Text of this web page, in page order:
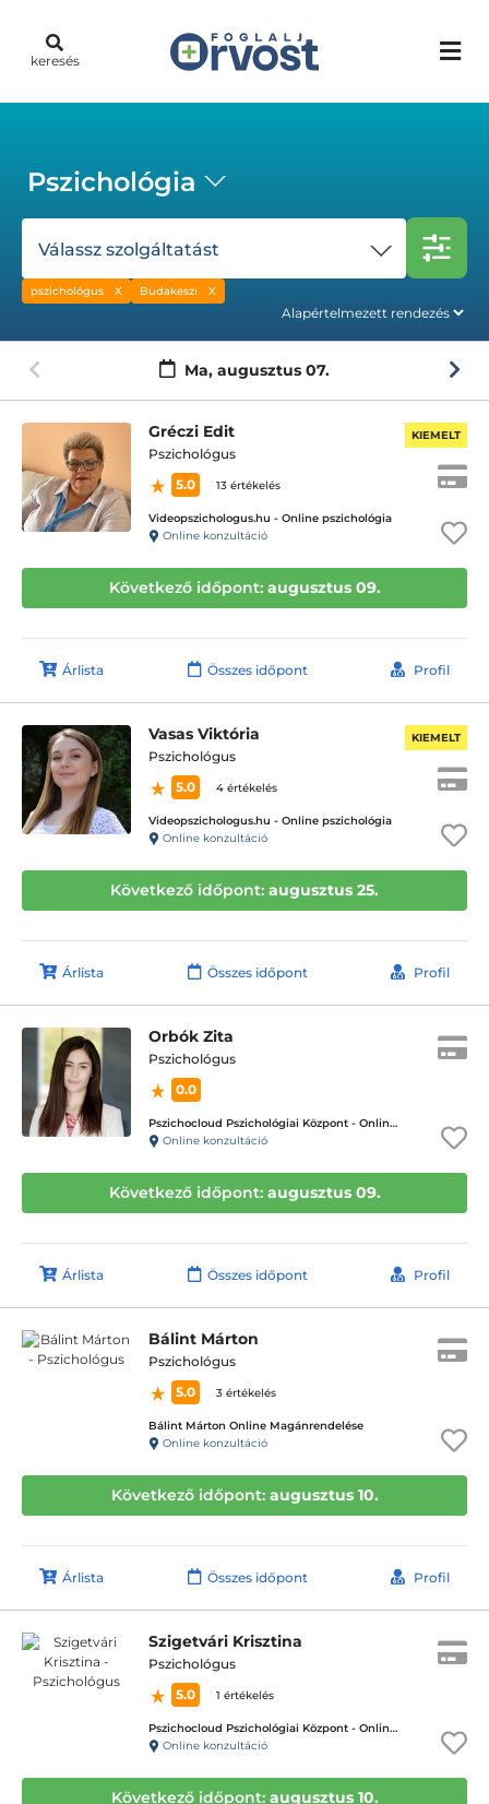
keresés
Pszichológia
Válassz szolgáltatást
pszichológus Budakeszi
Ma, augusztus 07.
Gréczi Edit
Pszichológus
5.0
13 értékelés
Videopszichologus.hu - Online pszichológia
Online konzultáció
KIEMELT
Következő időpont: augusztus 09.
Árlista Összes időpont Profil
Vasas Viktória
Pszichológus
5.0
4 értékelés
Videopszichologus.hu - Online pszichológia
Online konzultáció
KIEMELT
Következő időpont: augusztus 25.
Árlista Összes időpont Profil
Orbók Zita
Pszichológus
0.0
Pszichocloud Pszichológiai Központ - Online ügyfélfogadás
Online konzultáció
Következő időpont: augusztus 09.
Árlista Összes időpont Profil
Bálint Márton
Pszichológus
5.0
3 értékelés
Bálint Márton Online Magánrendelése
Online konzultáció
Következő időpont: augusztus 10.
Árlista Összes időpont Profil
Szigetvári Krisztina
Pszichológus
5.0
1 értékelés
Pszichocloud Pszichológiai Központ - Online ügyfélfogadás
Online konzultáció
Következő időpont: augusztus 10.